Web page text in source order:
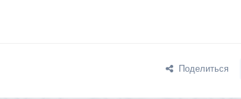
Поделиться